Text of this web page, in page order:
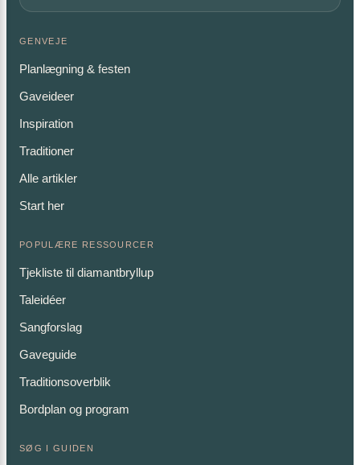
GENVEJE
Planlægning & festen
Gaveideer
Inspiration
Traditioner
Alle artikler
Start her
POPULÆRE RESSOURCER
Tjekliste til diamantbryllup
Taleidéer
Sangforslag
Gaveguide
Traditionsoverblik
Bordplan og program
SØG I GUIDEN